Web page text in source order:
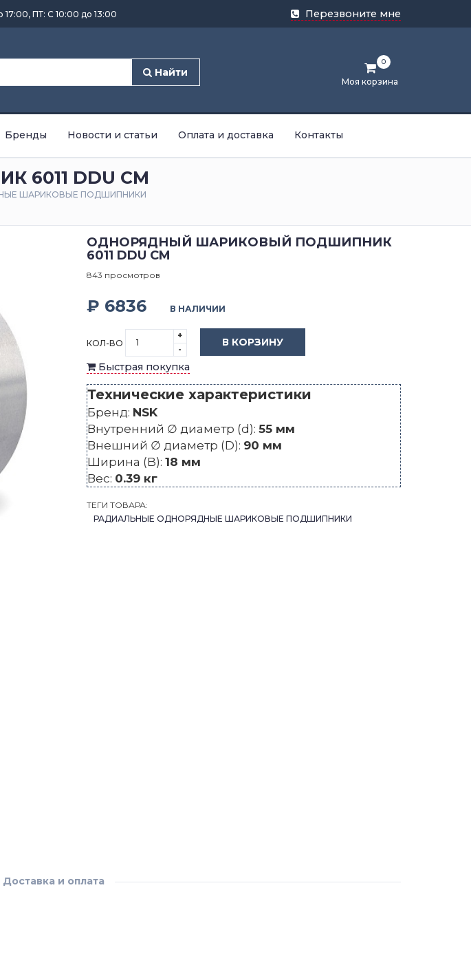
17:00, ПТ: С 10:00 до 13:00 Перезвоните мне
Найти
Моя корзина
0
Бренды Новости и статьи Оплата и доставка Контакты
DDU CM
ШАРИКОВЫЕ ПОДШИПНИКИ
ОДНОРЯДНЫЙ ШАРИКОВЫЙ ПОДШИПНИК
6011 DDU CM
843 просмотров
₽ 6836 В НАЛИЧИИ
КОЛ-ВО
+
-
В КОРЗИНУ
Быстрая покупка
Технические характеристики
Бренд: NSK
Внутренний ∅ диаметр (d): 55 мм
Внешний ∅ диаметр (D): 90 мм
Ширина (B): 18 мм
Вес: 0.39 кг
ТЕГИ ТОВАРА:
РАДИАЛЬНЫЕ ОДНОРЯДНЫЕ ШАРИКОВЫЕ ПОДШИПНИКИ
Доставка и оплата